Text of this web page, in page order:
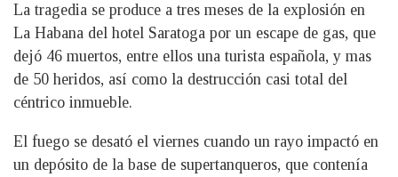
La tragedia se produce a tres meses de la explosión en
La Habana del hotel Saratoga por un escape de gas, que
dejó 46 muertos, entre ellos una turista española, y mas
de 50 heridos, así como la destrucción casi total del
céntrico inmueble.
El fuego se desató el viernes cuando un rayo impactó en
un depósito de la base de supertanqueros, que contenía